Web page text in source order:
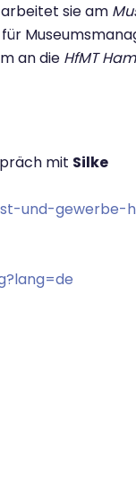
arbeitet sie am
an die HfMT
mit Silke
und-gewerbe-